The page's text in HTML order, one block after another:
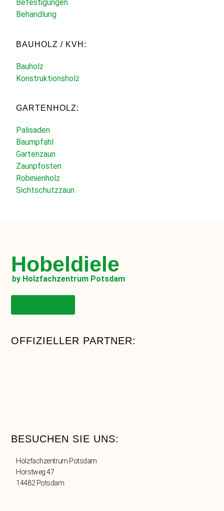
Befestigungen
Behandlung
BAUHOLZ / KVH:
Bauholz
Konstruktionsholz
GARTENHOLZ:
Palisaden
Baumpfahl
Gartenzaun
Zaunpfosten
Robinienholz
Sichtschutzzaun
Hobeldiele
by Holzfachzentrum Potsdam
OFFIZIELLER PARTNER:
BESUCHEN SIE UNS:
Holzfachzentrum Potsdam
Horstweg 47
14482 Potsdam